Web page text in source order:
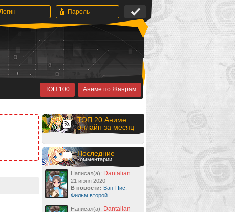
ТОП 100 Аниме по Жанрам
ТОП 20 Аниме
онлайн за месяц
Последние
комментарии
Написал(а): Dantalian
21 июня 2020
В новости: Ван-Пис:
Фильм второй
Написал(а): Dantalian